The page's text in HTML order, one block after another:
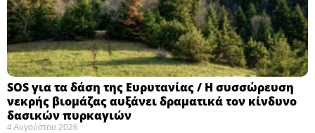
SOS για τα δάση της Ευρυτανίας / Η συσσώρευση
νεκρής βιομάζας αυξάνει δραματικά τον κίνδυνο
δασικών πυρκαγιών
4 Αυγούστου 2026